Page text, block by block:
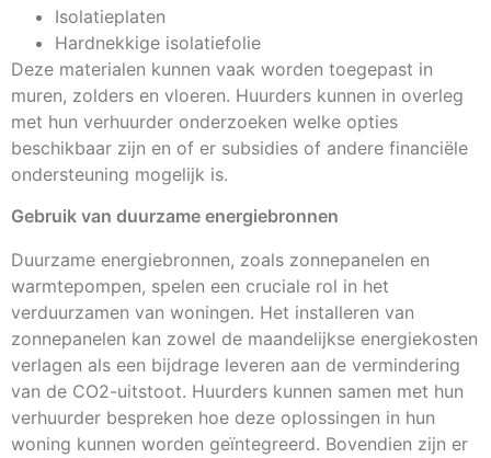
Isolatieplaten
Hardnekkige isolatiefolie
Deze materialen kunnen vaak worden toegepast in
muren, zolders en vloeren. Huurders kunnen in overleg
met hun verhuurder onderzoeken welke opties
beschikbaar zijn en of er subsidies of andere financiële
ondersteuning mogelijk is.
Gebruik van duurzame energiebronnen
Duurzame energiebronnen, zoals zonnepanelen en
warmtepompen, spelen een cruciale rol in het
verduurzamen van woningen. Het installeren van
zonnepanelen kan zowel de maandelijkse energiekosten
verlagen als een bijdrage leveren aan de vermindering
van de CO2-uitstoot. Huurders kunnen samen met hun
verhuurder bespreken hoe deze oplossingen in hun
woning kunnen worden geïntegreerd. Bovendien zijn er